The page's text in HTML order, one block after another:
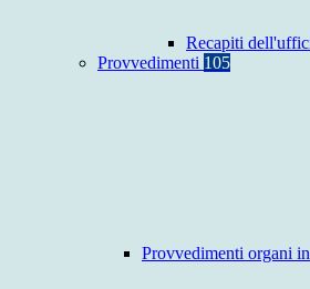
Recapiti
Provvedimenti 105
Provvedimenti organi